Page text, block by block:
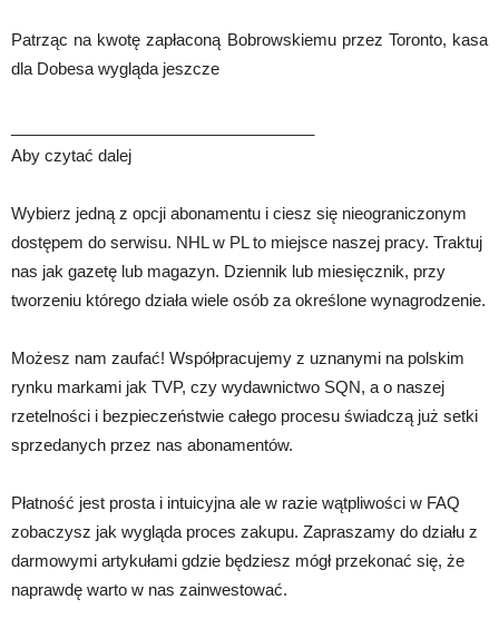
Patrząc na kwotę zapłaconą Bobrowskiemu przez Toronto, kasa
dla Dobesa wygląda jeszcze
Aby czytać dalej
Wybierz jedną z opcji abonamentu i ciesz się nieograniczonym
dostępem do serwisu. NHL w PL to miejsce naszej pracy. Traktuj
nas jak gazetę lub magazyn. Dziennik lub miesięcznik, przy
tworzeniu którego działa wiele osób za określone wynagrodzenie.
Możesz nam zaufać! Współpracujemy z uznanymi na polskim
rynku markami jak TVP, czy wydawnictwo SQN, a o naszej
rzetelności i bezpieczeństwie całego procesu świadczą już setki
sprzedanych przez nas abonamentów.
Płatność jest prosta i intuicyjna ale w razie wątpliwości w FAQ
zobaczysz jak wygląda proces zakupu. Zapraszamy do działu z
darmowymi artykułami gdzie będziesz mógł przekonać się, że
naprawdę warto w nas zainwestować.